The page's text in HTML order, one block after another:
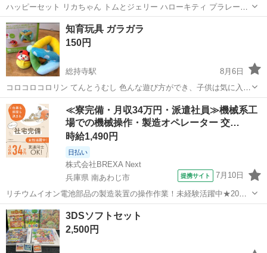
ハッピーセット リカちゃん トムとジェリー ハローキティ プラレール
他計23点 購入後自宅保管していました。 全て未開封です。 ・リカち
ゃん・・・2点 ・リカちゃんDVD・・・1点 ・ハローキティ・・・2
点...
大阪 大阪市 おもちゃ リカちゃん
知育玩具 ガラガラ
150円
総持寺駅
8月6日
コロコロコロリン てんとうむし 色んな遊び方ができ、子供は気に入っ
てよく遊んでいました。 柔らかい素材で掴みやすく、てんとうむしに
は興味津々で、中の鏡も光るのが面白かったようです。 何度か洗濯は
していますので、多少の毛...
大阪 茨木市 総持寺駅 おもちゃ
≪寮完備・月収34万円・派遣社員≫機械系工
場での機械操作・製造オペレーター 交…
時給1,490円
日払い
株式会社BREXA Next
兵庫県 南あわじ市
提携サイト 7月10日
リチウムイオン電池部品の製造装置の操作作業！未経験活躍中★20～
50代の男性活躍中！嬉しい時給1,490円！生活支援物資事前対応可◎ワ
ンルーム寮完備！赴任旅費会社負担！正社員登用制度あり◎《兵庫県
南あわじ市》 人気の工場の...
兵庫 南あわじ市 その他
3DSソフトセット
2,500円